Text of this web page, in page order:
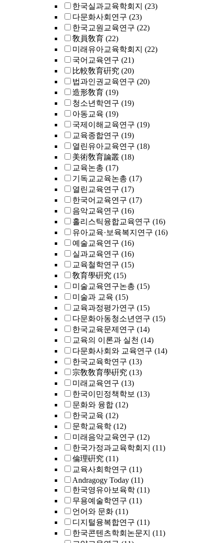
한국실과교육학회지 (23)
다문화사회연구 (23)
한국교원교육연구 (22)
敎員敎育 (22)
미래유아교육학회지 (22)
국어교육연구 (21)
比較敎育硏究 (20)
법과인권교육연구 (20)
造形敎育 (19)
청소년학연구 (19)
아동교육 (19)
국제이해교육연구 (19)
교육종합연구 (19)
열린유아교육연구 (18)
美術敎育論叢 (18)
교육논총 (17)
기독교교육논총 (17)
열린교육연구 (17)
한국어교육연구 (17)
음악교육연구 (16)
홀리스틱융합교육연구 (16)
유아교육·보육복지연구 (16)
예술교육연구 (16)
실과교육연구 (16)
교육철학연구 (15)
敎育學硏究 (15)
미술교육연구논총 (15)
미술과 교육 (15)
교육과정평가연구 (15)
다문화아동청소년연구 (15)
한국교육문제연구 (14)
교육의 이론과 실천 (14)
다문화사회와 교육연구 (14)
한국교육학연구 (13)
宗敎敎育學硏究 (13)
미래교육연구 (13)
한국이민정책학보 (13)
문화와 융합 (12)
한국교육 (12)
문학교육학 (12)
미래음악교육연구 (12)
한국가정과교육학회지 (11)
倫理硏究 (11)
교육사회학연구 (11)
Andragogy Today (11)
한국영유아보육학 (11)
무용예술학연구 (11)
언어와 문화 (11)
디지털융복합연구 (11)
한국콘텐츠학회논문지 (11)